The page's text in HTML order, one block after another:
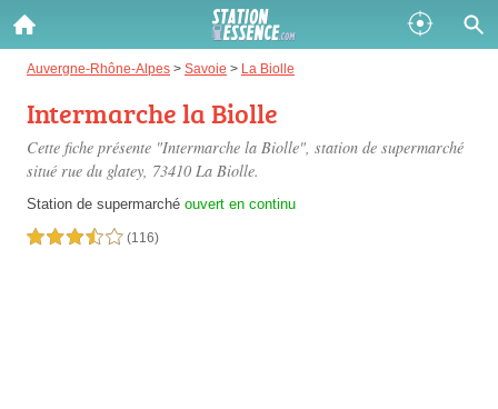
Auvergne-Rhône-Alpes > Savoie > La Biolle
Intermarche la Biolle
Cette fiche présente "Intermarche la Biolle", station de supermarché
situé rue du glatey, 73410 La Biolle.
Station de supermarché ouvert en continu
3,5 étoiles sur 5 (116)
Gazole :
Disponible
SP 98 :
Disponible
SP 95 :